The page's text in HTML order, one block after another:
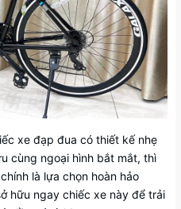
xe đạp đua có thiết kế nhẹ
cùng ngoại hình bắt mắt, thì
là lựa chọn hoàn hảo
hữu ngay chiếc xe này để trải